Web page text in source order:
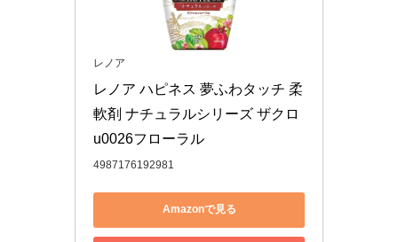
レノア
レノア ハピネス 夢ふわタッチ 柔
軟剤 ナチュラルシリーズ ザクロ
u0026フローラル
4987176192981
Amazonで見る